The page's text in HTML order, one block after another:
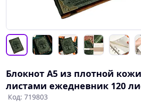
Блокнот А5 из плотной
листами ежедневник 120
Код: 719803